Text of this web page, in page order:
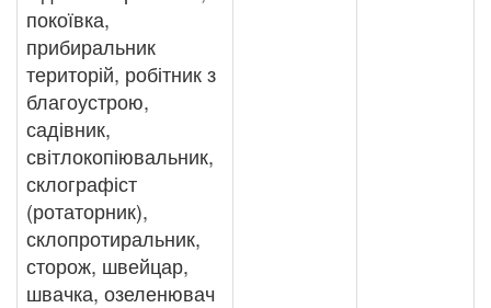
покоївка,
прибиральник
територій, робітник з
благоустрою,
садівник,
світлокопіювальник,
склографіст
(ротаторник),
склопротиральник,
сторож, швейцар,
швачка, озеленювач